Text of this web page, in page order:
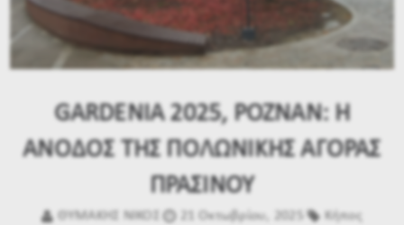
GARDENIA 2025, POZNAN: Η
ΑΝΟΔΟΣ ΤΗΣ ΠΟΛΩΝΙΚΗΣ ΑΓΟΡΑΣ
ΠΡΑΣΙΝΟΥ
ΘΥΜΑΚΗΣ ΝΙΚΟΣ 21 Οκτωβρίου, 2025 Κήπος